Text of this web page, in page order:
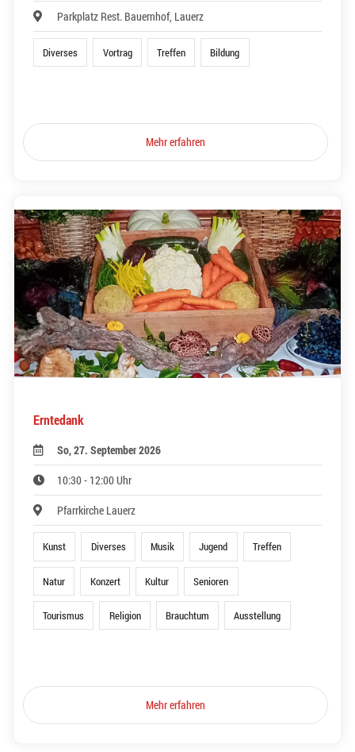
Parkplatz Rest. Bauernhof, Lauerz
Diverses Vortrag Treffen Bildung
Mehr erfahren
Erntedank
So, 27. September 2026
10:30 - 12:00 Uhr
Pfarrkirche Lauerz
Kunst Diverses Musik Jugend Treffen
Natur Konzert Kultur Senioren
Tourismus Religion Brauchtum Ausstellung
Mehr erfahren